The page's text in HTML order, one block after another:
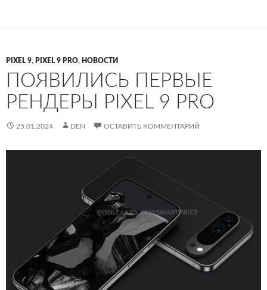
PIXEL 9, PIXEL 9 PRO, НОВОСТИ
ПОЯВИЛИСЬ ПЕРВЫЕ
РЕНДЕРЫ PIXEL 9 PRO
25.01.2024 DEN ОСТАВИТЬ КОММЕНТАРИЙ